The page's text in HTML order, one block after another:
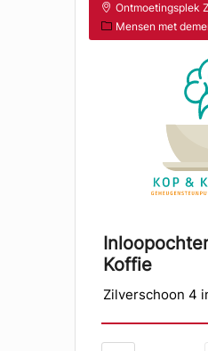
Ontmoetingsplek
Mensen met
Koffie
Zilverschoon 4